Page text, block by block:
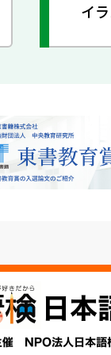
イ